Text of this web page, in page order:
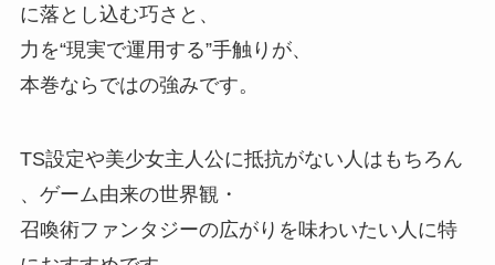
に落とし込む巧さと、
力を“現実で運用する”手触りが、
本巻ならではの強みです。
TS設定や美少女主人公に抵抗がない人はもちろん
、 ゲーム由来の世界観・
召喚術ファンタジーの広がりを味わいたい人に特